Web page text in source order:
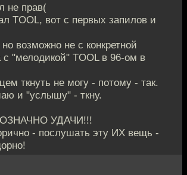
не прав(
TOOL, вот с первых запилов и
возможно не с конкретной
с "мелодикой" TOOL в 96-ом в
ткнуть не могу - потому - так.
и "услышу" - ткну.
УДАЧИ!!!
- послушать эту ИХ вещь -